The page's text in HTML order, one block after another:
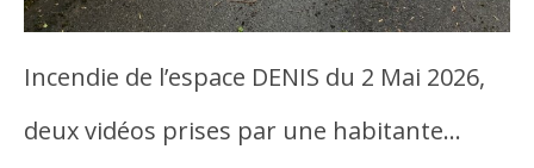
Incendie de l’espace DENIS du 2 Mai 2026,
deux vidéos prises par une habitante…